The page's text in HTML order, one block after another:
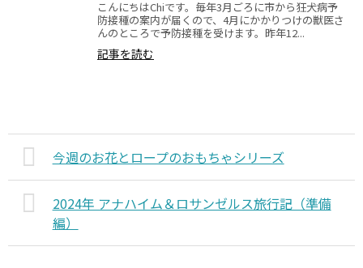
こんにちはChiです。毎年3月ごろに市から狂犬病予
防接種の案内が届くので、4月にかかりつけの獣医さ
んのところで予防接種を受けます。昨年12...
記事を読む
今週のお花とロープのおもちゃシリーズ
2024年 アナハイム＆ロサンゼルス旅行記（準備
編）